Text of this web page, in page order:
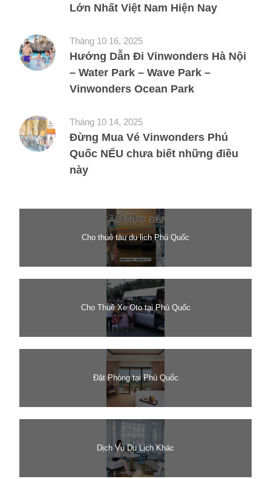
Lớn Nhất Việt Nam Hiện Nay
Tháng 10 16, 2025
Hướng Dẫn Đi Vinwonders Hà Nội
– Water Park – Wave Park –
Vinwonders Ocean Park
Tháng 10 14, 2025
Đừng Mua Vé Vinwonders Phú
Quốc NẾU chưa biết những điều
này
Cho thuê tàu du lịch Phú Quốc
Cho Thuê Xe Oto tại Phú Quốc
Đặt Phòng tại Phú Quốc
Dịch Vụ Du Lịch Khác